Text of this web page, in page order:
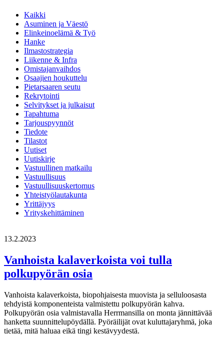
Kaikki
Asuminen ja Väestö
Elinkeinoelämä & Työ
Hanke
Ilmastostrategia
Liikenne & Infra
Omistajanvaihdos
Osaajien houkuttelu
Pietarsaaren seutu
Rekrytointi
Selvitykset ja julkaisut
Tapahtuma
Tarjouspyynnöt
Tiedote
Tilastot
Uutiset
Uutiskirje
Vastuullinen matkailu
Vastuullisuus
Vastuullisuuskertomus
Yhteistyölautakunta
Yrittäjyys
Yrityskehittäminen
13.2.2023
Vanhoista kalaverkoista voi tulla
polkupyörän osia
Vanhoista kalaverkoista, biopohjaisesta muovista ja selluloosasta
tehdyistä komponenteista valmistettu polkupyörän kahva.
Polkupyörän osia valmistavalla Herrmansilla on monta jännittävää
hanketta suunnittelupöydällä. Pyöräilijät ovat kuluttajaryhmä, joka
tietää, mitä haluaa eikä tingi kestävyydestä.